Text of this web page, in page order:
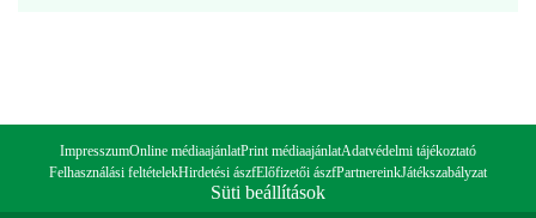
ImpresszumOnline médiaajánlatPrint médiaajánlatAdatvédelmi tájékoztató
Felhasználási feltételekHirdetési ászfElőfizetői ászfPartnereinkJátékszabályzat
Süti beállítások